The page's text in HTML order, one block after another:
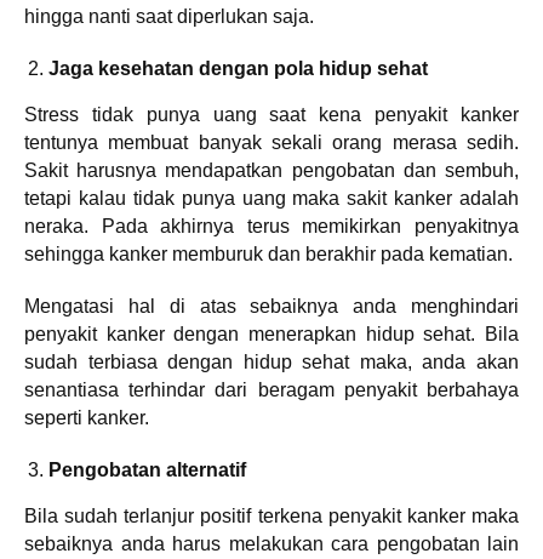
hingga nanti saat diperlukan saja.
Jaga kesehatan dengan pola hidup sehat
Stress tidak punya uang saat kena penyakit kanker
tentunya membuat banyak sekali orang merasa sedih.
Sakit harusnya mendapatkan pengobatan dan sembuh,
tetapi kalau tidak punya uang maka sakit kanker adalah
neraka. Pada akhirnya terus memikirkan penyakitnya
sehingga kanker memburuk dan berakhir pada kematian.
Mengatasi hal di atas sebaiknya anda menghindari
penyakit kanker dengan menerapkan hidup sehat. Bila
sudah terbiasa dengan hidup sehat maka, anda akan
senantiasa terhindar dari beragam penyakit berbahaya
seperti kanker.
Pengobatan alternatif
Bila sudah terlanjur positif terkena penyakit kanker maka
sebaiknya anda harus melakukan cara pengobatan lain